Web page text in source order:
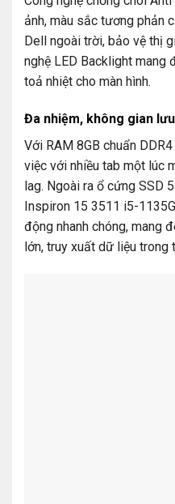
ảnh, màu sắc tương phản
Dell ngoài trời, bảo vệ thị
nghệ LED Backlight mang
toả nhiệt cho màn hình.
Đa nhiệm, không gian
Với RAM 8GB chuẩn
việc với nhiều tab một lúc
lag. Ngoài ra ổ cứng SSD
Inspiron 15 3511 i5-
động nhanh chóng, mang
lớn, truy xuất dữ liệu trong